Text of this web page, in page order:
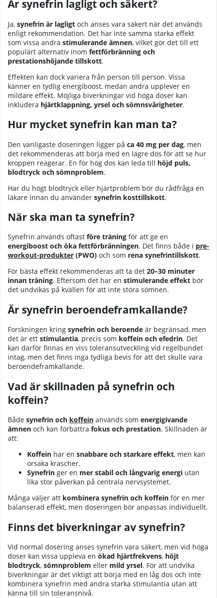
Är synefrin lagligt och säkert?
Ja, synefrin är lagligt och anses vara säkert när det används
enligt rekommendation. Det har inte samma starka effekt
som vissa andra stimulerande ämnen, vilket gör det till ett
populärt alternativ inom fettförbränning och
prestationshöjande tillskott.
Effekten kan dock variera från person till person. Vissa
känner en tydlig energiboost, medan andra upplever en
mildare effekt. Möjliga biverkningar vid höga doser kan
inkludera hjärtklappning, yrsel och sömnsvårigheter.
Hur mycket synefrin kan man ta?
Den vanligaste doseringen ligger på ca 40 mg per dag, men
det rekommenderas att börja med en lägre dos för att se hur
kroppen reagerar. En för hög dos kan leda till höjd puls,
blodtryck och sömnproblem.
Har du högt blodtryck eller hjärtproblem bör du rådfråga en
läkare innan du använder synefrin kosttillskott.
När ska man ta synefrin?
Synefrin används oftast före träning för att ge en
energiboost och öka fettförbränningen. Det finns både i pre-
workout-produkter (PWO) och som rena synefrintillskott.
För bästa effekt rekommenderas att ta det 20–30 minuter
innan träning. Eftersom det har en stimulerande effekt bör
det undvikas på kvällen för att inte störa sömnen.
Är synefrin beroendeframkallande?
Forskningen kring synefrin och beroende är begränsad, men
det är ett stimulantia, precis som koffein och efedrin. Det
kan därför finnas en viss toleransutveckling vid regelbundet
intag, men det finns inga tydliga bevis för att det skulle vara
beroendeframkallande.
Vad är skillnaden på synefrin och
koffein?
Både synefrin och koffein används som energigivande
ämnen och kan förbättra fokus och prestation. Skillnaden är
att:
Koffein har en snabbare och starkare effekt, men kan
orsaka krascher.
Synefrin ger en mer stabil och långvarig energi utan
lika stor påverkan på centrala nervsystemet.
Många väljer att kombinera synefrin och koffein för en mer
balanserad effekt, men doseringen bör anpassas individuellt.
Finns det biverkningar av synefrin?
Vid normal dosering anses synefrin vara säkert, men vid höga
doser kan vissa uppleva en ökad hjärtfrekvens, höjt
blodtryck, sömnproblem eller mild yrsel. För att undvika
biverkningar är det viktigt att börja med en låg dos och inte
kombinera synefrin med andra starka stimulantia utan att
känna till sin toleransnivå.